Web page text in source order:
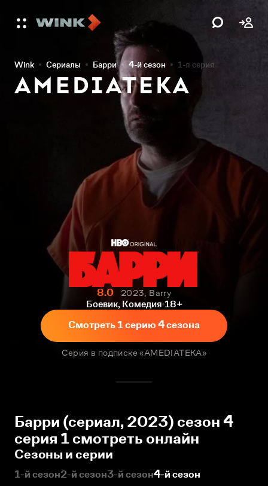
Wink Сериалы Барри 4-й сезон 1-я серия
8.0
2023, Barry
Боевик, Комедия 18+
Смотреть 1 серию 4 сезона
Серия в подписке «AMEDIATEKA»
Барри (сериал, 2023) сезон 4
серия 1 смотреть онлайн
Сезоны и серии
1-й сезон2-й сезон3-й сезон4-й сезон